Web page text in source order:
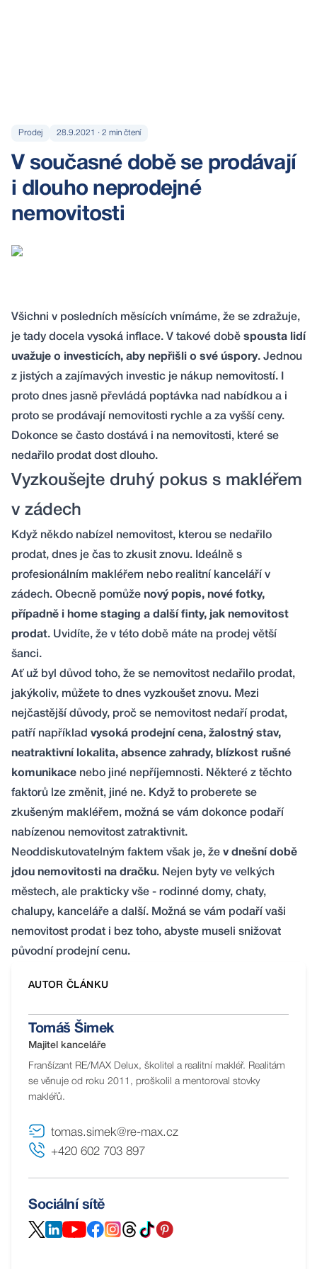
Prodej 28.9.2021 · 2 min čtení
V současné době se prodávají
i dlouho neprodejné
nemovitosti
Všichni v posledních měsících vnímáme, že se zdražuje,
je tady docela vysoká inflace. V takové době spousta lidí
uvažuje o investicích, aby nepřišli o své úspory. Jednou
z jistých a zajímavých investic je nákup nemovitostí. I
proto dnes jasně převládá poptávka nad nabídkou a i
proto se prodávají nemovitosti rychle a za vyšší ceny.
Dokonce se často dostává i na nemovitosti, které se
nedařilo prodat dost dlouho.
Vyzkoušejte druhý pokus s makléřem
v zádech
Když někdo nabízel nemovitost, kterou se nedařilo
prodat, dnes je čas to zkusit znovu. Ideálně s
profesionálním makléřem nebo realitní kanceláří v
zádech. Obecně pomůže nový popis, nové fotky,
případně i home staging a další finty, jak nemovitost
prodat. Uvidíte, že v této době máte na prodej větší
šanci.
Ať už byl důvod toho, že se nemovitost nedařilo prodat,
jakýkoliv, můžete to dnes vyzkoušet znovu. Mezi
nejčastější důvody, proč se nemovitost nedaří prodat,
patří například vysoká prodejní cena, žalostný stav,
neatraktivní lokalita, absence zahrady, blízkost rušné
komunikace nebo jiné nepříjemnosti. Některé z těchto
faktorů lze změnit, jiné ne. Když to proberete se
zkušeným makléřem, možná se vám dokonce podaří
nabízenou nemovitost zatraktivnit.
Neoddiskutovatelným faktem však je, že v dnešní době
jdou nemovitosti na dračku. Nejen byty ve velkých
městech, ale prakticky vše - rodinné domy, chaty,
chalupy, kanceláře a další. Možná se vám podaří vaši
nemovitost prodat i bez toho, abyste museli snižovat
původní prodejní cenu.
AUTOR ČLÁNKU
Tomáš Šimek
Majitel kanceláře
Franšízant RE/MAX Delux, školitel a realitní makléř. Realitám
se věnuje od roku 2011, proškolil a mentoroval stovky
makléřů.
tomas.simek@re-max.cz
+420 602 703 897
Sociální sítě